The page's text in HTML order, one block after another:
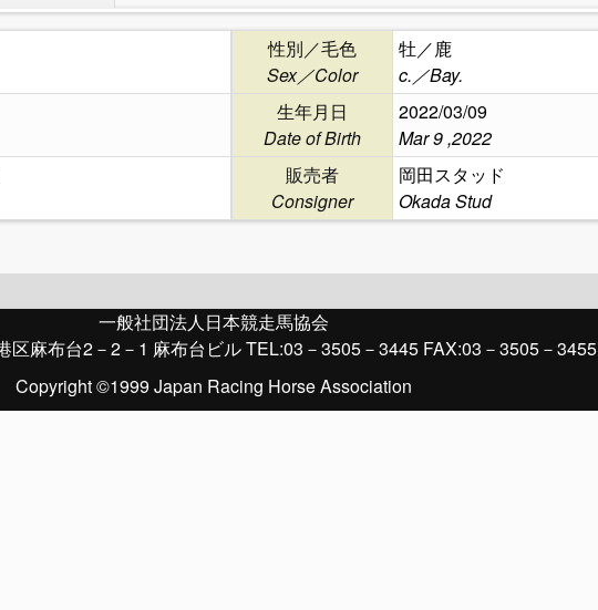
性別／毛色
Sex／Color
牡／鹿
c.／Bay.
生年月日
Date of Birth
2022/03/09
Mar 9 ,2022
販売者
Consigner
岡田スタッド
Okada Stud
一般社団法人日本競走馬協会
区麻布台2－2－1 麻布台ビル TEL:03－3505－3445 FAX:03－3505－3455
Copyright ©1999 Japan Racing Horse Association